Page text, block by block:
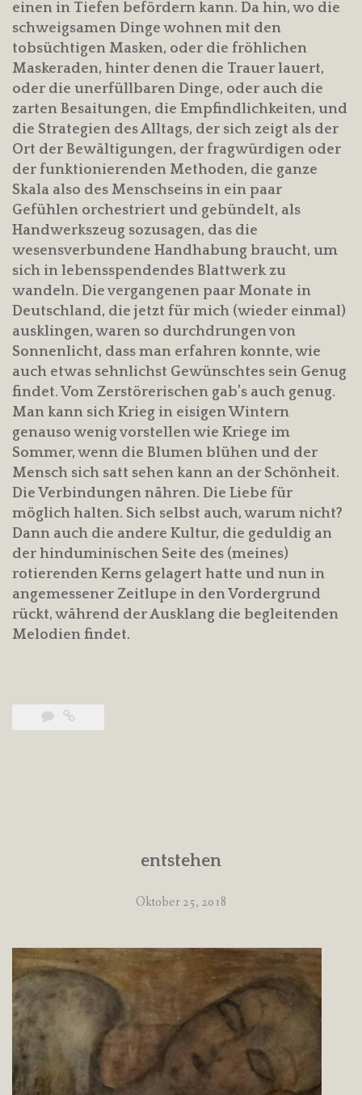
einen in Tiefen befördern kann. Da hin, wo die
schweigsamen Dinge wohnen mit den
tobsüchtigen Masken, oder die fröhlichen
Maskeraden, hinter denen die Trauer lauert,
oder die unerfüllbaren Dinge, oder auch die
zarten Besaitungen, die Empfindlichkeiten, und
die Strategien des Alltags, der sich zeigt als der
Ort der Bewältigungen, der fragwürdigen oder
der funktionierenden Methoden, die ganze
Skala also des Menschseins in ein paar
Gefühlen orchestriert und gebündelt, als
Handwerkszeug sozusagen, das die
wesensverbundene Handhabung braucht, um
sich in lebensspendendes Blattwerk zu
wandeln. Die vergangenen paar Monate in
Deutschland, die jetzt für mich (wieder einmal)
ausklingen, waren so durchdrungen von
Sonnenlicht, dass man erfahren konnte, wie
auch etwas sehnlichst Gewünschtes sein Genug
findet. Vom Zerstörerischen gab’s auch genug.
Man kann sich Krieg in eisigen Wintern
genauso wenig vorstellen wie Kriege im
Sommer, wenn die Blumen blühen und der
Mensch sich satt sehen kann an der Schönheit.
Die Verbindungen nähren. Die Liebe für
möglich halten. Sich selbst auch, warum nicht?
Dann auch die andere Kultur, die geduldig an
der hinduminischen Seite des (meines)
rotierenden Kerns gelagert hatte und nun in
angemessener Zeitlupe in den Vordergrund
rückt, während der Ausklang die begleitenden
Melodien findet.
entstehen
Oktober 25, 2018